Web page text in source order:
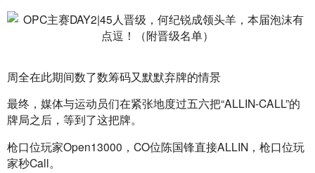
周全在此期间数了数筹码又默默弃牌的情景
最终，媒体与运动员们在紧张地度过五六把“ALLIN-CALL”的
牌局之后，等到了这把牌。
枪口位玩家Open13000，CO位陈国锋直接ALLIN，枪口位玩
家秒Call。